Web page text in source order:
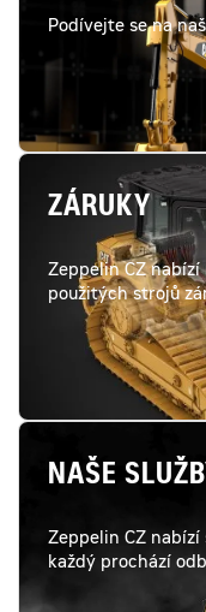
Podívejte se na
ZÁRUKY
Zeppelin CZ
použitých strojů
NAŠE
Zeppelin CZ
každý prochází